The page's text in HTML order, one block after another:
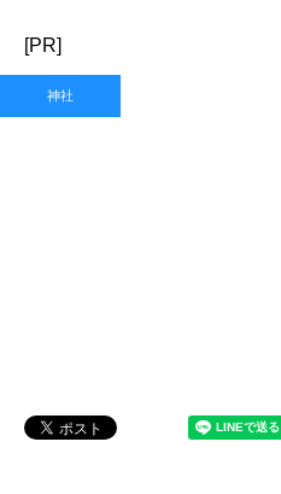
[PR]
神社